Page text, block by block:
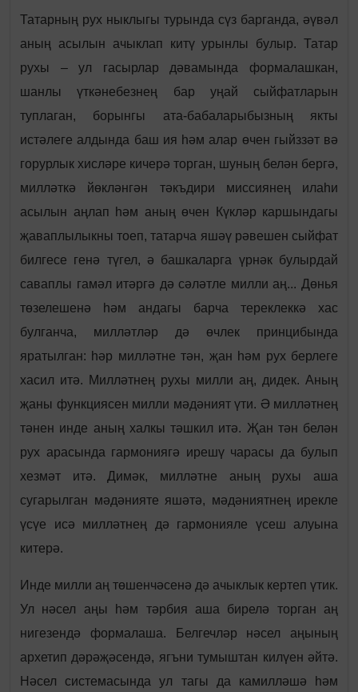
Татарның рух ныклыгы турында сүз барганда, әүвәл
аның асылын ачыклап китү урынлы булыр. Татар
рухы – ул гасырлар дәвамында формалашкан,
шанлы үткәнебезнең бар уңай сыйфатларын
туплаган, борынгы ата-бабаларыбызның якты
истәлеге алдында баш ия һәм алар өчен гыйззәт вә
горурлык хисләре кичерә торган, шуның белән бергә,
милләткә йөкләнгән тәкъдири миссиянең илаһи
асылын аңлап һәм аның өчен Күкләр каршындагы
җаваплылыкны тоеп, татарча яшәү рәвешен сыйфат
билгесе генә түгел, ә башкаларга үрнәк булырдай
саваплы гамәл итәргә дә сәләтле милли аң... Дөнья
төзелешенә һәм андагы барча тереклеккә хас
булганча, милләтләр дә өчлек принцибында
яратылган: һәр милләтне тән, җан һәм рух берлеге
хасил итә. Милләтнең рухы милли аң, дидек. Аның
җаны функциясен милли мәдәният үти. Ә милләтнең
тәнен инде аның халкы тәшкил итә. Җан тән белән
рух арасында гармониягә ирешү чарасы да булып
хезмәт итә. Димәк, милләтне аның рухы аша
сугарылган мәдәнияте яшәтә, мәдәниятнең ирекле
үсүе исә милләтнең дә гармонияле үсеш алуына
китерә.
Инде милли аң төшенчәсенә дә ачыклык кертеп үтик.
Ул нәсел аңы һәм тәрбия аша бирелә торган аң
нигезендә формалаша. Белгечләр нәсел аңының
архетип дәрәҗәсендә, ягъни тумыштан килүен әйтә.
Нәсел системасында ул тагы да камилләшә һәм